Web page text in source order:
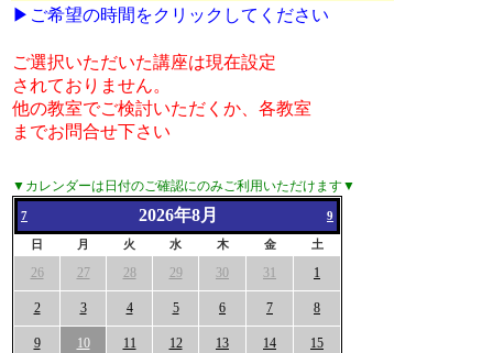
▶ご希望の時間をクリックしてください
ご選択いただいた講座は現在設定
されておりません。
他の教室でご検討いただくか、各教室
までお問合せ下さい
▼カレンダーは日付のご確認にのみご利用いただけます▼
7 2026年8月 9
日 月 火 水 木 金 土
26 27 28 29 30 31 1
2 3 4 5 6 7 8
9 10 11 12 13 14 15